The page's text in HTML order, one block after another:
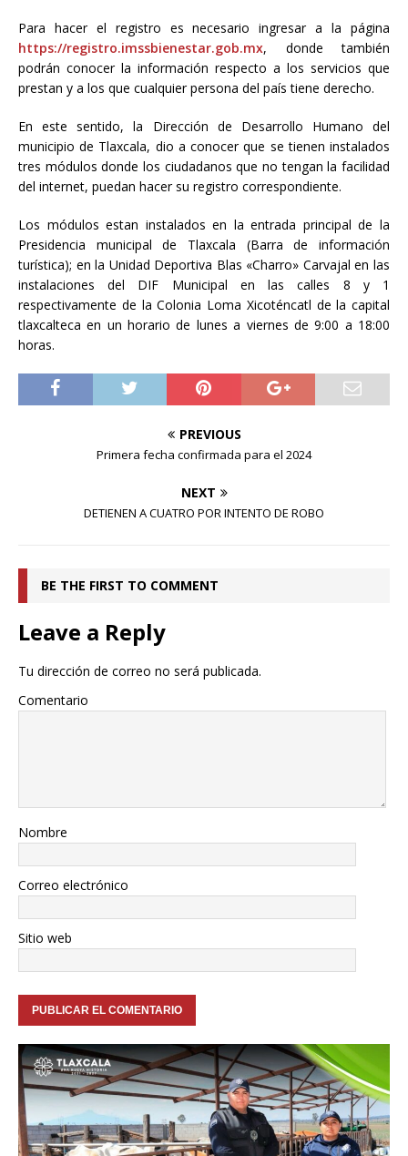
Para hacer el registro es necesario ingresar a la página
https://registro.imssbienestar.gob.mx, donde también
podrán conocer la información respecto a los servicios que
prestan y a los que cualquier persona del país tiene derecho.
En este sentido, la Dirección de Desarrollo Humano del
municipio de Tlaxcala, dio a conocer que se tienen instalados
tres módulos donde los ciudadanos que no tengan la facilidad
del internet, puedan hacer su registro correspondiente.
Los módulos estan instalados en la entrada principal de la
Presidencia municipal de Tlaxcala (Barra de información
turística); en la Unidad Deportiva Blas «Charro» Carvajal en las
instalaciones del DIF Municipal en las calles 8 y 1
respectivamente de la Colonia Loma Xicoténcatl de la capital
tlaxcalteca en un horario de lunes a viernes de 9:00 a 18:00
horas.
PREVIOUS
Primera fecha confirmada para el 2024
NEXT
DETIENEN A CUATRO POR INTENTO DE ROBO
BE THE FIRST TO COMMENT
Leave a Reply
Tu dirección de correo no será publicada.
Comentario
Nombre
Correo electrónico
Sitio web